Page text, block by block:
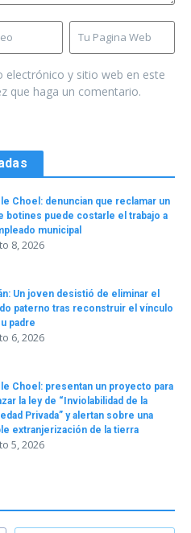
electrónico y sitio web en este
que haga un comentario.
Choel: denuncian que reclamar un
botines puede costarle el trabajo a
municipal
8, 2026
Un joven desistió de eliminar el
paterno tras reconstruir el vínculo
padre
6, 2026
Choel: presentan un proyecto para
la ley de “Inviolabilidad de la
Privada” y alertan sobre una
extranjerización de la tierra
5, 2026